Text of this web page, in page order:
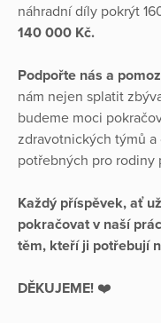
náhradní díly pokrýt
140 000 Kč.
Podpořte nás a
nám nejen splatit
budeme moci
zdravotnických týmů
potřebných pro rodiny
Každý příspěvek, ať
pokračovat v naší
těm, kteří ji potřebují
DĚKUJEME! ❤️